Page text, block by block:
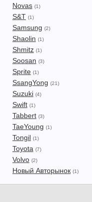
Novas (1)
S&T (1)
Samsung (2)
Shaolin (1)
Shmitz (1)
Soosan (3)
Sprite (1)
SsangYong (21)
Suzuki (4)
Swift (1)
Tabbert (3)
TaeYoung (1)
Tongil (1)
Toyota (7)
Volvo (2)
Новый Авторынок (1)